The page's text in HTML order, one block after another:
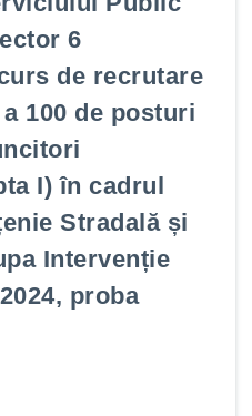
6
de recrutare
100 de posturi
I) în cadrul
Stradală și
Intervenție
proba